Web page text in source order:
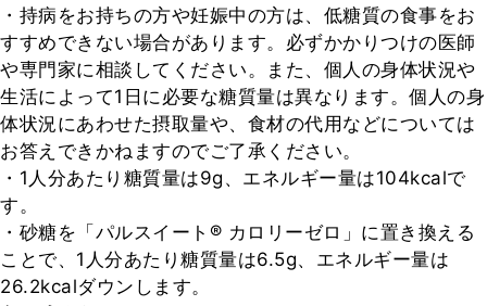
・持病をお持ちの方や妊娠中の方は、低糖質の食事をお
すすめできない場合があります。必ずかかりつけの医師
や専門家に相談してください。また、個人の身体状況や
生活によって1日に必要な糖質量は異なります。個人の身
体状況にあわせた摂取量や、食材の代用などについては
お答えできかねますのでご了承ください。
・1人分あたり糖質量は9g、エネルギー量は104kcalで
す。
・砂糖を「パルスイート® カロリーゼロ」に置き換える
ことで、1人分あたり糖質量は6.5g、エネルギー量は
26.2kcalダウンします。